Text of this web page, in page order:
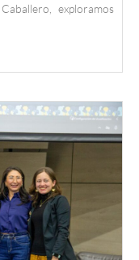
exploramos